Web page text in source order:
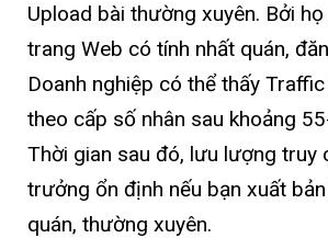
Upload bài thường xuyên. Bởi
trang Web có tính nhất quán,
Doanh nghiệp có thể thấy
theo cấp số nhân sau khoảng
Thời gian sau đó, lưu lượng truy
trưởng ổn định nếu bạn xuất
quán, thường xuyên.